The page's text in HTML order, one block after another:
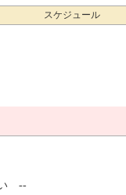
スケジュール
い --